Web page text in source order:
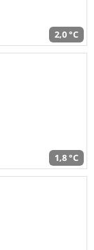
2,0 °C
1,8 °C